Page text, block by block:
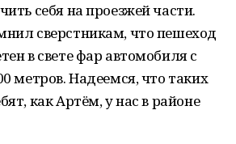
себя на проезжей части.
сверстникам, что пешеход
в свете фар автомобиля с
метров. Надеемся, что таких
как Артём, у нас в районе